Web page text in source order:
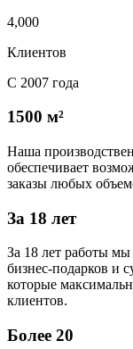
4,000
Клиентов
С 2007 года
1500 м²
Наша
обеспечивает
заказы любых
За 18 лет
За 18 лет работы мы
бизнес-подарков и
которые
клиентов.
Более 20